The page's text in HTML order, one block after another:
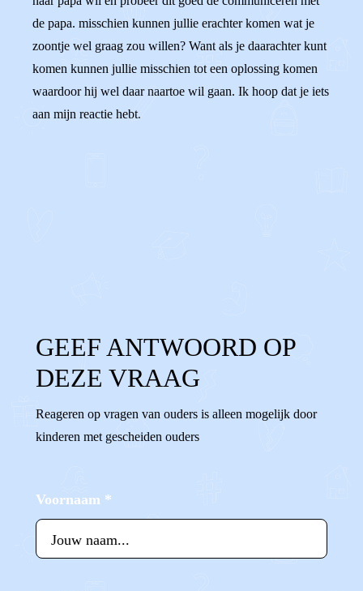
de papa. misschien kunnen jullie erachter komen wat je
zoontje wel graag zou willen? Want als je daarachter kunt
komen kunnen jullie misschien tot een oplossing komen
waardoor hij wel daar naartoe wil gaan. Ik hoop dat je iets
aan mijn reactie hebt.
GEEF ANTWOORD OP
DEZE VRAAG
Reageren op vragen van ouders is alleen mogelijk door
kinderen met gescheiden ouders
Voornaam *